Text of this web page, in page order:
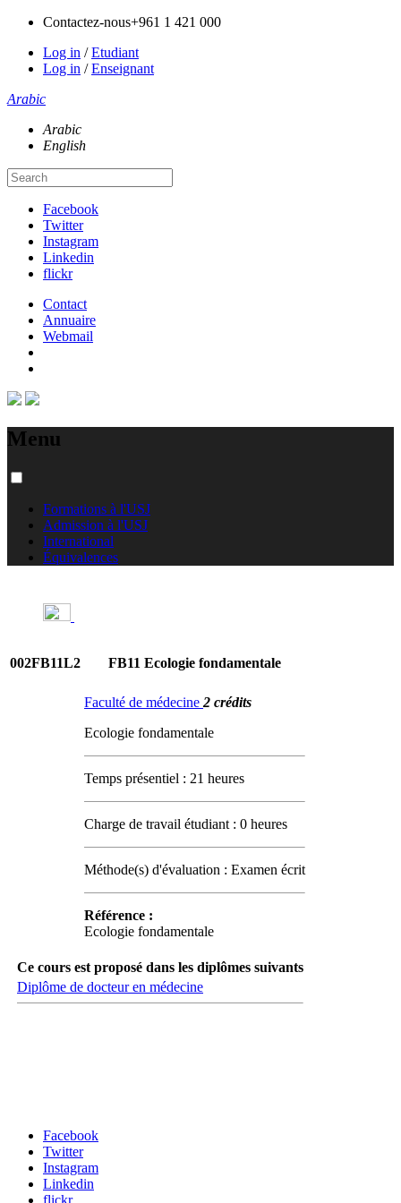
Contactez-nous+961 1 421 000
Log in /Etudiant
Log in /Enseignant
Arabic
Arabic
English
Facebook
Twitter
Instagram
Linkedin
flickr
Contact
Annuaire
Webmail
Menu
Formations à l'USJ
Admission à l'USJ
International
Équivalences
002FB11L2 FB11 Ecologie fondamentale
Faculté de médecine 2 crédits
Ecologie fondamentale
Temps présentiel : 21 heures
Charge de travail étudiant : 0 heures
Méthode(s) d'évaluation : Examen écrit
Référence :
Ecologie fondamentale
Ce cours est proposé dans les diplômes suivants
Diplôme de docteur en médecine
Facebook
Twitter
Instagram
Linkedin